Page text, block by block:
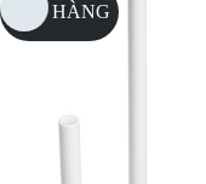
HẾT HÀNG